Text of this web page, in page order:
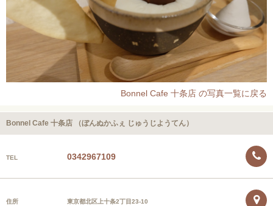
Bonnel Cafe 十条店 の写真一覧に戻る
Bonnel Cafe 十条店 （ぼんぬかふぇ じゅうじようてん）
TEL 0342967109
住所
東京都北区上十条2丁目23-10